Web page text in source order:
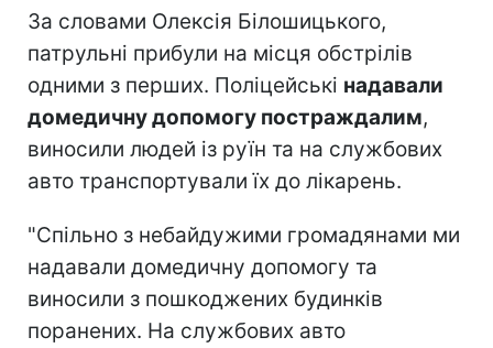
За словами Олексія Білошицького,
патрульні прибули на місця обстрілів
одними з перших. Поліцейські надавали
домедичну допомогу постраждалим,
виносили людей із руїн та на службових
авто транспортували їх до лікарень.
"Спільно з небайдужими громадянами ми
надавали домедичну допомогу та
виносили з пошкоджених будинків
поранених. На службових авто